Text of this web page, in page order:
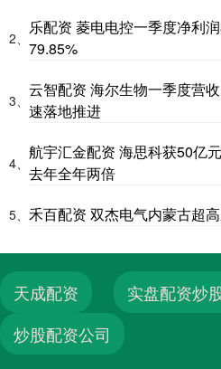
2、
乐配资 菱电电控一季度净利
79.85%
3、
云智配资 海尔生物一季度营
速落地推进
4、
航宇汇金配资 海思科获50亿
去年全年两倍
5、 禾百配资 双杰电气内蒙古超
天成配资
实盘配资炒
炒股配资公司